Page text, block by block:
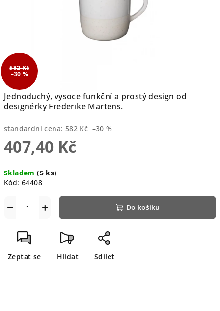
Jednoduchý, vysoce funkční a prostý design od
designérky Frederike Martens.
standardní cena: 582 Kč –30 %
407,40 Kč
cena:
Skladem(5 ks)
Kód: 64408
+
− Do košíku
Zeptat se Hlídat Sdílet
582 Kč
–30 %